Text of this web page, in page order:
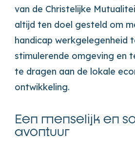
van de Christelijke
altijd ten doel gesteld om
handicap werkgelegenheid
stimulerende omgeving en
te dragen aan de lokale
ontwikkeling.
Een menselijk en
avontuur